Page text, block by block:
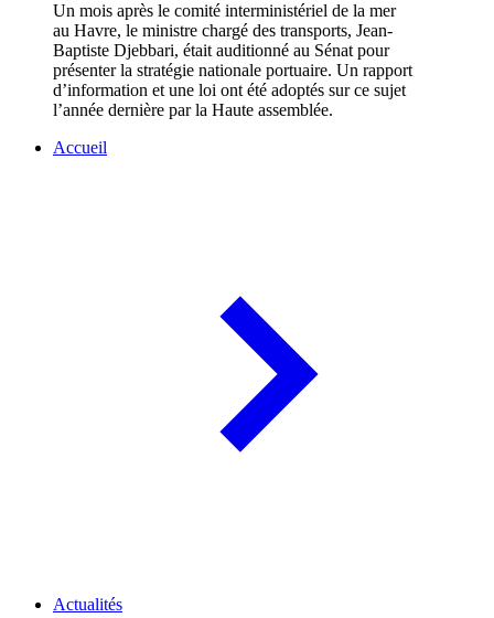
Un mois après le comité interministériel de la mer
au Havre, le ministre chargé des transports, Jean-
Baptiste Djebbari, était auditionné au Sénat pour
présenter la stratégie nationale portuaire. Un rapport
d’information et une loi ont été adoptés sur ce sujet
l’année dernière par la Haute assemblée.
Accueil
Actualités